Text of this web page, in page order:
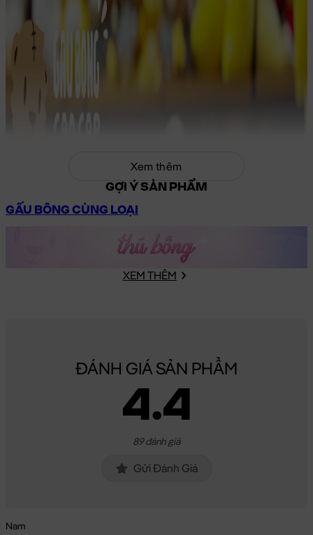
Xem thêm
GỢI Ý SẢN PHẨM
GẤU BÔNG CÙNG LOẠI
XEM THÊM
ĐÁNH GIÁ SẢN PHẨM
4.4
89 đánh giá
Gửi Đánh Giá
Nam